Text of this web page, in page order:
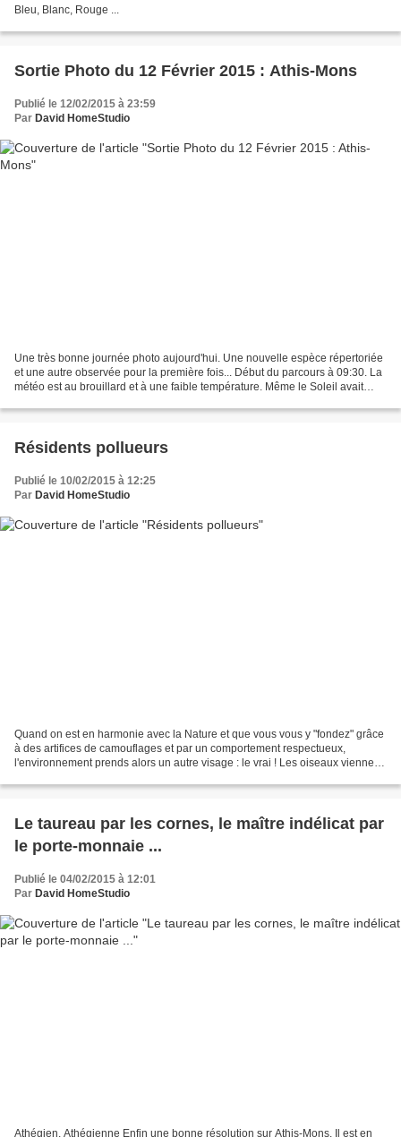
Bleu, Blanc, Rouge ...
Sortie Photo du 12 Février 2015 : Athis-Mons
Publié le 12/02/2015 à 23:59
Par David HomeStudio
Une très bonne journée photo aujourd'hui. Une nouvelle espèce répertoriée
et une autre observée pour la première fois... Début du parcours à 09:30. La
météo est au brouillard et à une faible température. Même le Soleil avait
Résidents pollueurs
Publié le 10/02/2015 à 12:25
Par David HomeStudio
Quand on est en harmonie avec la Nature et que vous vous y "fondez" grâce
à des artifices de camouflages et par un comportement respectueux,
l'environnement prends alors un autre visage : le vrai ! Les oiseaux viennent
Le taureau par les cornes, le maître indélicat par
le porte-monnaie ...
Publié le 04/02/2015 à 12:01
Par David HomeStudio
Athégien, Athégienne Enfin une bonne résolution sur Athis-Mons. Il est en